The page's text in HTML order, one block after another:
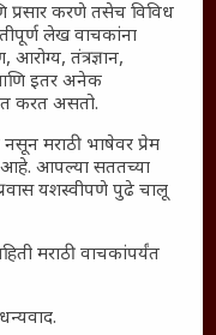
वैभवशाली इतिहासाचे
संवेदनशीलता : आजच्या
बदलण्याची शक्ती
वाढता परिणाम:
मान्सूनचे महत्त्व
डाउन; सोशल
प्रसार करणे तसेच विविध
लेख वाचकांना
तंत्रज्ञान,
इतर अनेक
करत असतो.
मराठी भाषेवर प्रेम
आहे. आपल्या सततच्या
यशस्वीपणे पुढे चालू
मराठी वाचकांपर्यंत